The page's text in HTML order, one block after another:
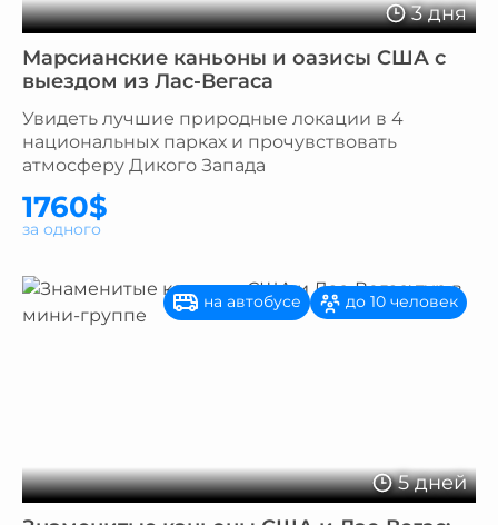
3 дня
Марсианские каньоны и оазисы США с
выездом из Лас-Вегаса
Увидеть лучшие природные локации в 4
национальных парках и прочувствовать
атмосферу Дикого Запада
1760$
за одного
5 дней
на автобусе до 10 человек